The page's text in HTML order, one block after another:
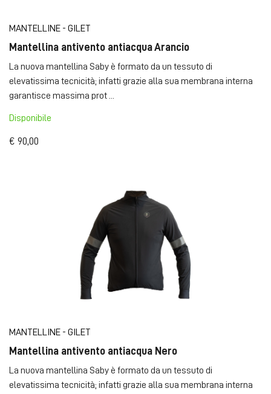
MANTELLINE - GILET
Mantellina antivento antiacqua Arancio
La nuova mantellina Saby è formato da un tessuto di
elevatissima tecnicità; infatti grazie alla sua membrana interna
garantisce massima prot ...
Disponibile
€ 90,00
MANTELLINE - GILET
Mantellina antivento antiacqua Nero
La nuova mantellina Saby è formato da un tessuto di
elevatissima tecnicità; infatti grazie alla sua membrana interna